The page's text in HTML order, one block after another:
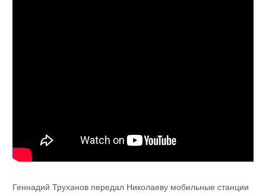
Геннадий Труханов передал Николаеву мобильные станции